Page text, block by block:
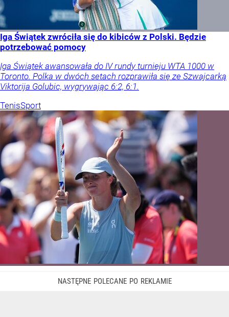
Iga Świątek zwróciła się do kibiców z Polski. Będzie
potrzebować pomocy
Iga Świątek awansowała do IV rundy turnieju WTA 1000 w
Toronto. Polka w dwóch setach rozprawiła się ze Szwajcarką
Viktorija Golubic, wygrywając 6:2, 6:1.
TenisSport